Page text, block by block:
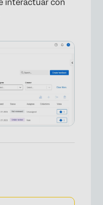
interactuar con